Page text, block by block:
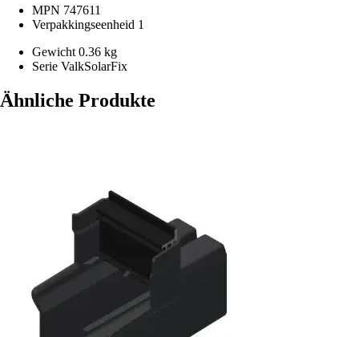
MPN 747611
Verpakkingseenheid 1
Gewicht 0.36 kg
Serie ValkSolarFix
Ähnliche Produkte